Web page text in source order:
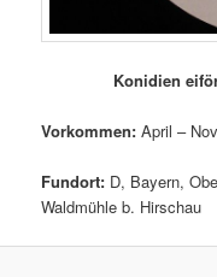
Konidien
Vorkommen: April –
Fundort: D, Bayern,
Waldmühle b. Hirschau